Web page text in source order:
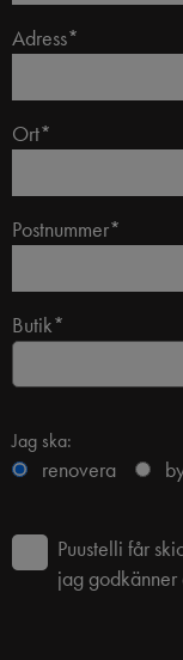
Adress*
Ort*
Postnummer*
Butik*
Jag ska:
renovera
Puustelli får
jag godkänner